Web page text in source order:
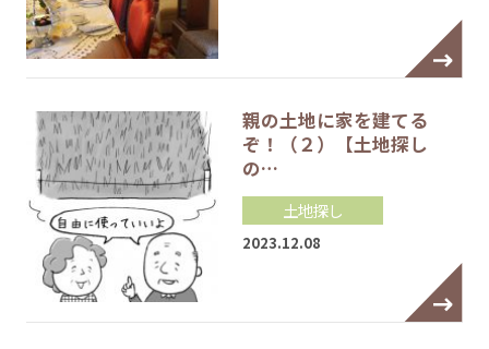
親の土地に家を建てる
ぞ！（２）【土地探し
の…
土地探し
2023.12.08